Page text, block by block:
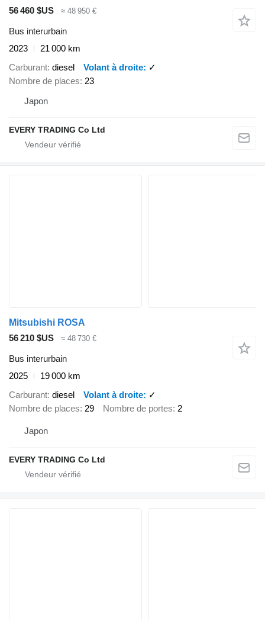
56 460 $US
≈ 48 950 €
Bus interurbain
2023
21 000 km
Carburant diesel Volant à droite
✓
Nombre de places 23
Japon
EVERY TRADING Co Ltd
Mitsubishi ROSA
56 210 $US
≈ 48 730 €
Bus interurbain
2025
19 000 km
Carburant diesel Volant à droite
✓
Nombre de places 29 Nombre de portes 2
Japon
EVERY TRADING Co Ltd